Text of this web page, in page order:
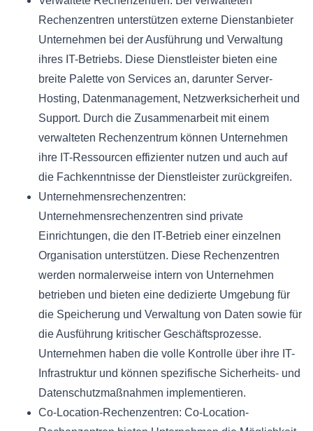
Rechenzentren unterstützen externe Dienstanbieter
Unternehmen bei der Ausführung und Verwaltung
ihres IT-Betriebs. Diese Dienstleister bieten eine
breite Palette von Services an, darunter Server-
Hosting, Datenmanagement, Netzwerksicherheit und
Support. Durch die Zusammenarbeit mit einem
verwalteten Rechenzentrum können Unternehmen
ihre IT-Ressourcen effizienter nutzen und auch auf
die Fachkenntnisse der Dienstleister zurückgreifen.
Unternehmensrechenzentren:
Unternehmensrechenzentren sind private
Einrichtungen, die den IT-Betrieb einer einzelnen
Organisation unterstützen. Diese Rechenzentren
werden normalerweise intern von Unternehmen
betrieben und bieten eine dedizierte Umgebung für
die Speicherung und Verwaltung von Daten sowie für
die Ausführung kritischer Geschäftsprozesse.
Unternehmen haben die volle Kontrolle über ihre IT-
Infrastruktur und können spezifische Sicherheits- und
Datenschutzmaßnahmen implementieren.
Co-Location-Rechenzentren: Co-Location-